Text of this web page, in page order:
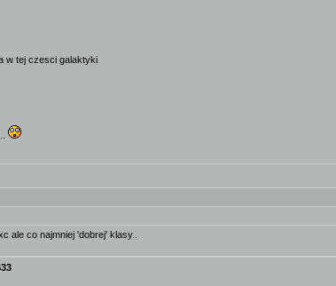
w tej czesci galaktyki
ale co najmniej 'dobrej' klasy..